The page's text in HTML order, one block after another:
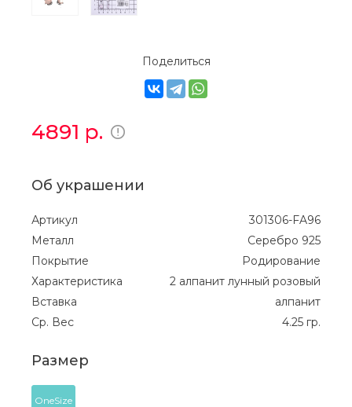
Поделиться
4891 р.
Об украшении
Артикул
301306-FA96
Металл
Серебро 925
Покрытие
Родирование
Характеристика
2 алпанит лунный розовый
Вставка
алпанит
Ср. Вес
4.25 гр.
Размер
OneSize